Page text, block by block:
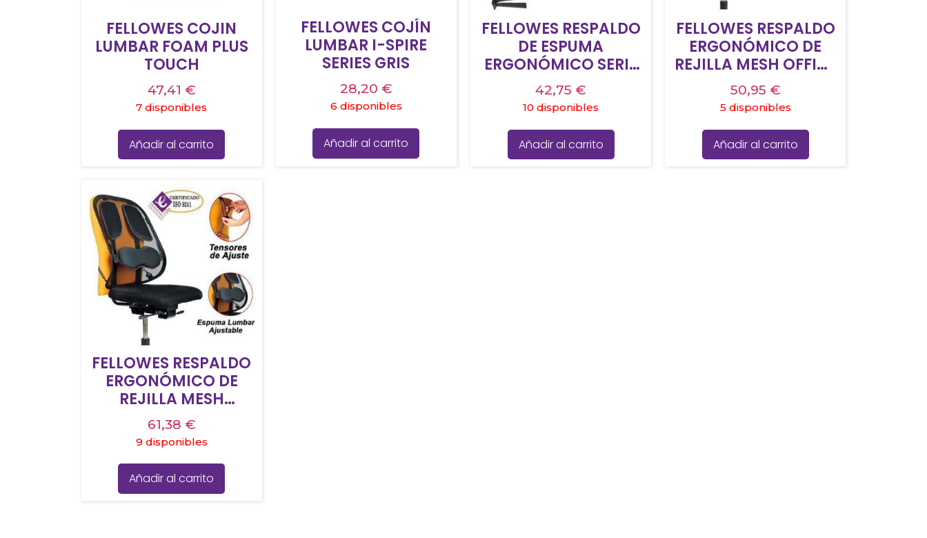
FELLOWES COJIN
LUMBAR FOAM PLUS
TOUCH
47,41 €
7 disponibles
Añadir al carrito
FELLOWES COJÍN
LUMBAR I-SPIRE
SERIES GRIS
28,20 €
6 disponibles
Añadir al carrito
FELLOWES RESPALDO
DE ESPUMA
ERGONÓMICO SERIE
SLIM GRIS
42,75 €
10 disponibles
Añadir al carrito
FELLOWES RESPALDO
ERGONÓMICO DE
REJILLA MESH OFFICE
SUITES OFICINA
50,95 €
5 disponibles
Añadir al carrito
FELLOWES RESPALDO
ERGONÓMICO DE
REJILLA MESH
PROFESIONAL
61,38 €
9 disponibles
Añadir al carrito